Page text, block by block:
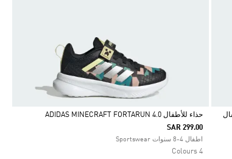
Selected
حذاء للأطفال ADIDAS MINECRAFT FORTARUN 4.0
SAR 299.00
اطفال 4-8 سنوات Sportswear
4 Colours